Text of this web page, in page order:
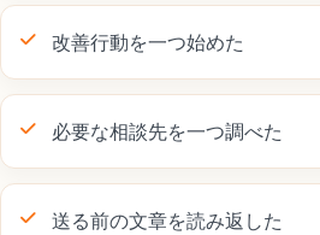
改善行動を一つ始めた
必要な相談先を一つ調べた
送る前の文章を読み返した